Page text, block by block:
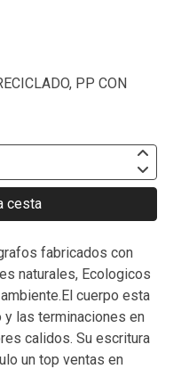
PP CON
cesta
fabricados con
naturales, Ecologicos
cuerpo esta
las terminaciones en
calidos. Su escritura
un top ventas en